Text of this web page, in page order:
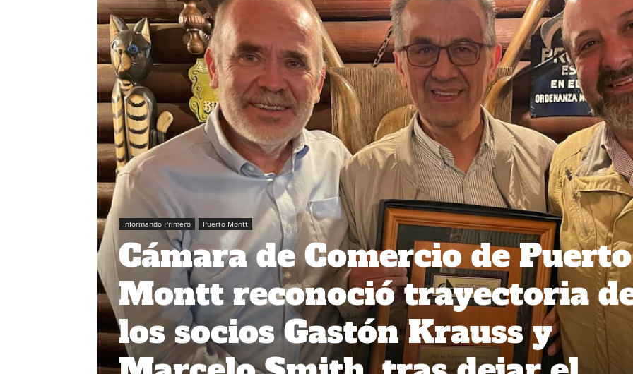
Informando Primero Puerto Montt
Cámara de Comercio de Puerto
Montt reconoció trayectoria
los socios Gastón Krauss y